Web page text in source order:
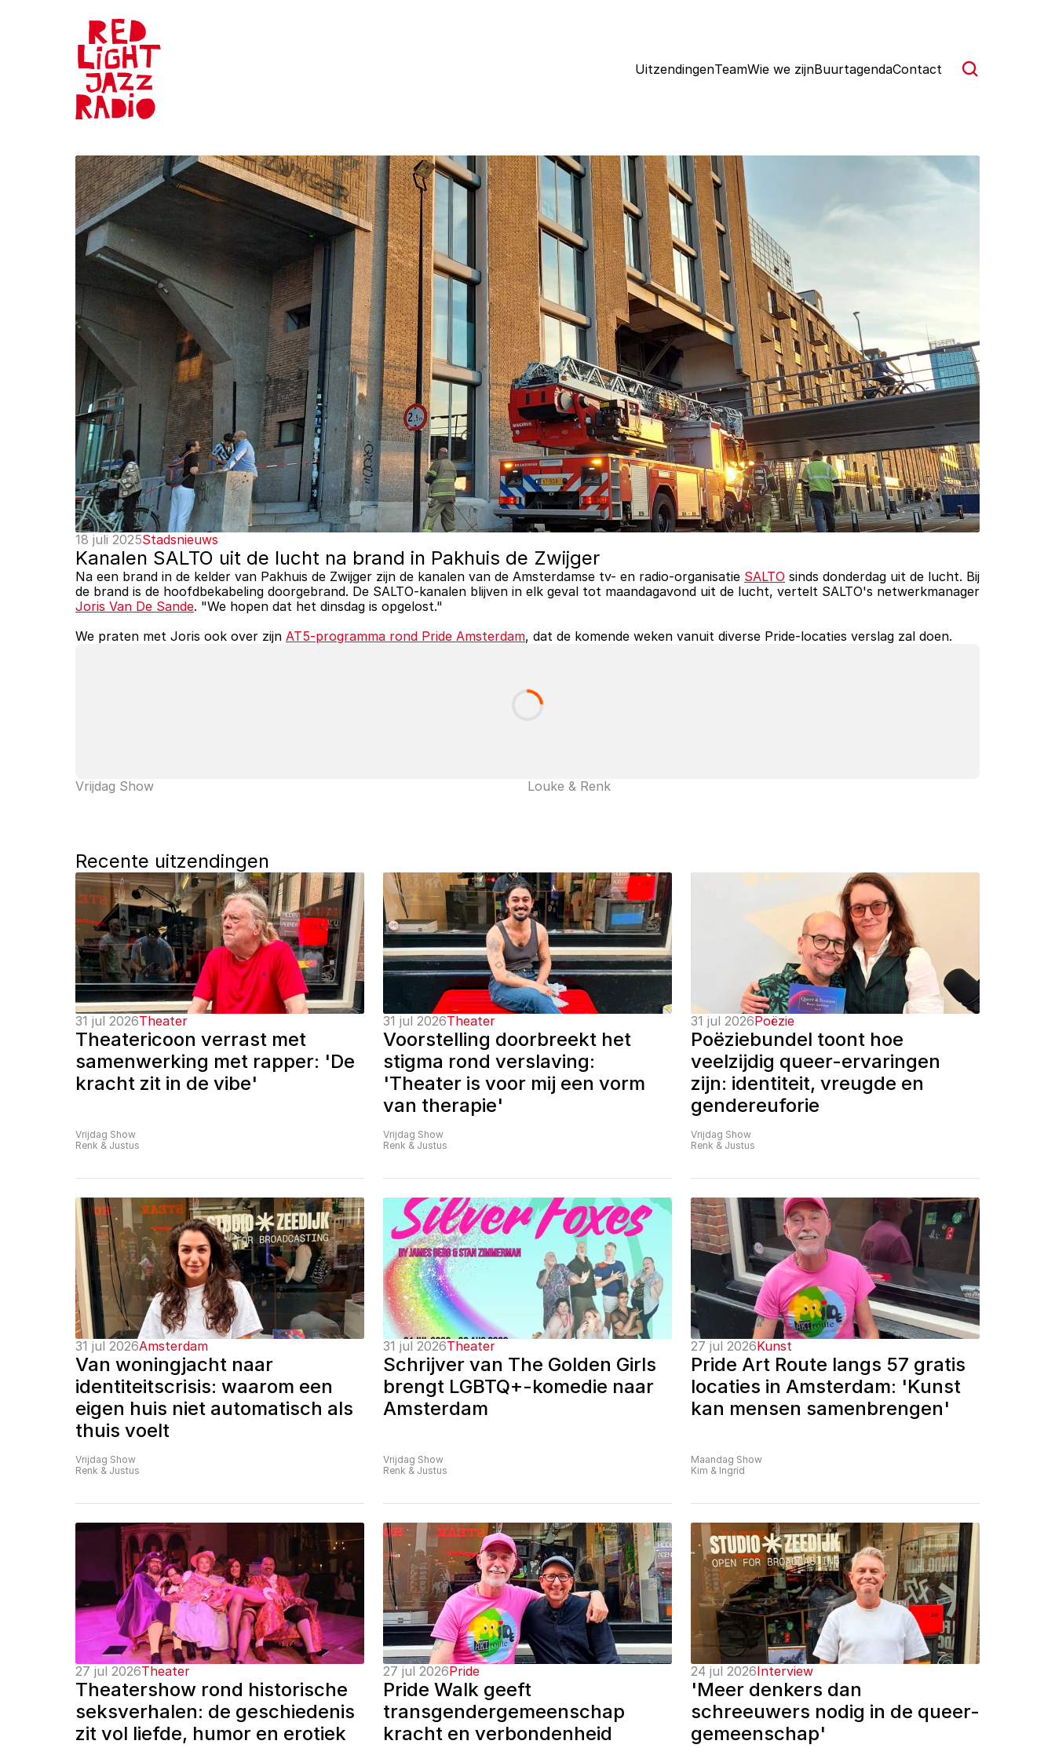
UitzendingenTeamWie we zijnBuurtagendaContact
18 juli 2025Stadsnieuws
Kanalen SALTO uit de lucht na brand in Pakhuis de Zwijger
Na een brand in de kelder van Pakhuis de Zwijger zijn de kanalen van de Amsterdamse tv- en radio-organisatie SALTO sinds donderdag uit de lucht. Bij
Joris Van De Sande. "We hopen dat het dinsdag is opgelost."
We praten met Joris ook over zijn AT5-programma rond Pride Amsterdam, dat de komende weken vanuit diverse Pride-locaties verslag zal doen.
Vrijdag Show Louke & Renk
Recente uitzendingen
31 jul 2026Theater
Theatericoon verrast met
samenwerking met rapper: 'De
kracht zit in de vibe'
Vrijdag Show
Renk & Justus
31 jul 2026Theater
Voorstelling doorbreekt het
stigma rond verslaving:
'Theater is voor mij een vorm
van therapie'
Vrijdag Show
Renk & Justus
31 jul 2026Poëzie
Poëziebundel toont hoe
veelzijdig queer-ervaringen
zijn: identiteit, vreugde en
gendereuforie
Vrijdag Show
Renk & Justus
31 jul 2026Amsterdam
Van woningjacht naar
identiteitscrisis: waarom een
eigen huis niet automatisch als
thuis voelt
Vrijdag Show
Renk & Justus
31 jul 2026Theater
Schrijver van The Golden Girls
brengt LGBTQ+-komedie naar
Amsterdam
Vrijdag Show
Renk & Justus
27 jul 2026Kunst
Pride Art Route langs 57 gratis
locaties in Amsterdam: 'Kunst
kan mensen samenbrengen'
Maandag Show
Kim & Ingrid
27 jul 2026Theater
Theatershow rond historische
seksverhalen: de geschiedenis
zit vol liefde, humor en erotiek
27 jul 2026Pride
Pride Walk geeft
transgendergemeenschap
kracht en verbondenheid
24 jul 2026Interview
'Meer denkers dan
schreeuwers nodig in de queer-
gemeenschap'